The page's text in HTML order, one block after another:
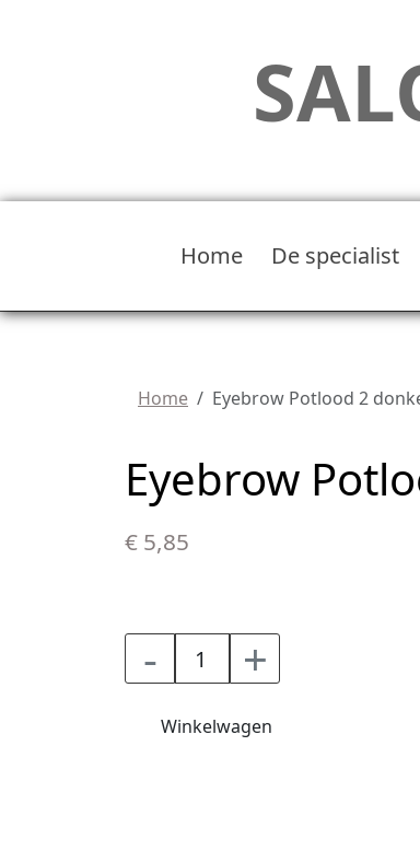
Home De specialist
Home Eyebrow Potlood 2
Eyebrow
€ 5,85
- +
Winkelwagen